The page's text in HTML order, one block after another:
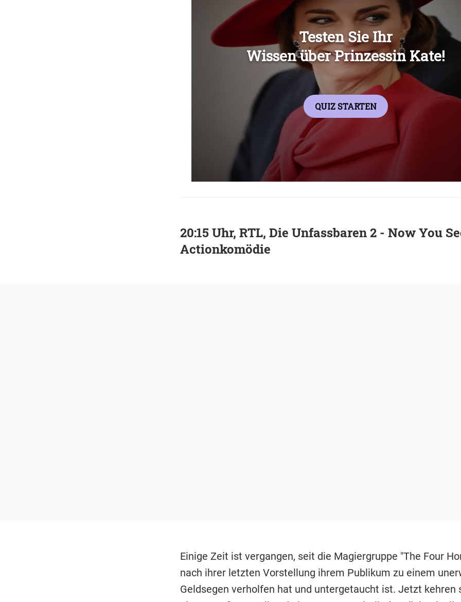
20:15 Uhr, RTL, Die Unfassbaren 2 - Now You
Actionkomödie
Einige Zeit ist vergangen, seit die Magiergruppe "The Four
nach ihrer letzten Vorstellung ihrem Publikum zu einem
Geldsegen verholfen hat und untergetaucht ist. Jetzt kehren